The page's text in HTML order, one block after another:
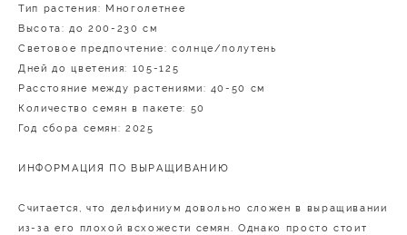
Тип растения: Многолетнее
Высота: до 200-230 см
Световое предпочтение: солнце/полутень
Дней до цветения: 105-125
Расстояние между растениями: 40-50 см
Количество семян в пакете: 50
Год сбора семян: 2025
ИНФОРМАЦИЯ ПО ВЫРАЩИВАНИЮ
Считается, что дельфиниум довольно сложен в выращивании
из-за его плохой всхожести семян. Однако просто стоит